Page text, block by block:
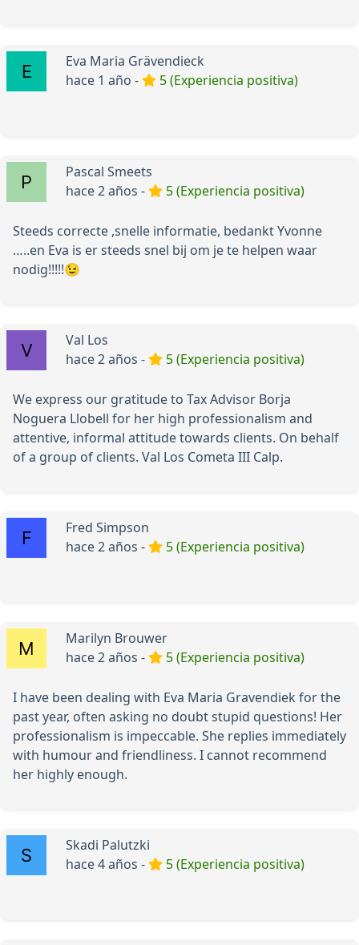
Eva Maria Grävendieck
hace 1 año -
5 (Experiencia positiva)
Pascal Smeets
hace 2 años -
5 (Experiencia positiva)
Steeds correcte ,snelle informatie, bedankt Yvonne
…..en Eva is er steeds snel bij om je te helpen waar
nodig!!!!!😉
Val Los
hace 2 años -
5 (Experiencia positiva)
We express our gratitude to Tax Advisor Borja
Noguera Llobell for her high professionalism and
attentive, informal attitude towards clients. On behalf
of a group of clients. Val Los Cometa III Calp.
Fred Simpson
hace 2 años -
5 (Experiencia positiva)
Marilyn Brouwer
hace 2 años -
5 (Experiencia positiva)
I have been dealing with Eva Maria Gravendiek for the
past year, often asking no doubt stupid questions! Her
professionalism is impeccable. She replies immediately
with humour and friendliness. I cannot recommend
her highly enough.
Skadi Palutzki
hace 4 años -
5 (Experiencia positiva)